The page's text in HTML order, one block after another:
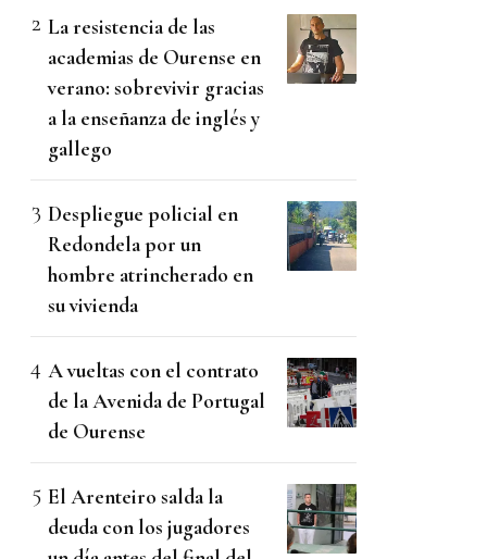
La resistencia de las
academias de Ourense en
verano: sobrevivir gracias
a la enseñanza de inglés y
gallego
Despliegue policial en
Redondela por un
hombre atrincherado en
su vivienda
A vueltas con el contrato
de la Avenida de Portugal
de Ourense
El Arenteiro salda la
deuda con los jugadores